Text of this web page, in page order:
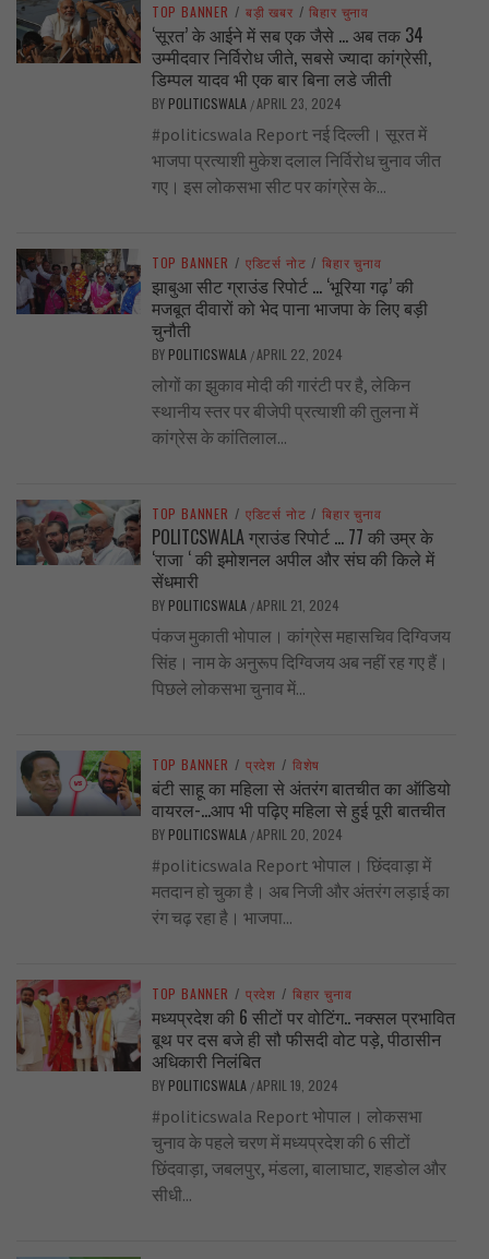
TOP BANNER / बड़ी खबर / बिहार चुनाव
‘सूरत’ के आईने में सब एक जैसे … अब तक 34
उम्मीदवार निर्विरोध जीते, सबसे ज्यादा कांग्रेसी,
डिम्पल यादव भी एक बार बिना लडे जीती
BY POLITICSWALA /APRIL 23, 2024
#politicswala Report नई दिल्ली। सूरत में
भाजपा प्रत्याशी मुकेश दलाल निर्विरोध चुनाव जीत
गए। इस लोकसभा सीट पर कांग्रेस के...
TOP BANNER / एडिटर्स नोट / बिहार चुनाव
झाबुआ सीट ग्राउंड रिपोर्ट … ‘भूरिया गढ़’ की
मजबूत दीवारों को भेद पाना भाजपा के लिए बड़ी
चुनौती
BY POLITICSWALA /APRIL 22, 2024
लोगों का झुकाव मोदी की गारंटी पर है, लेकिन
स्थानीय स्तर पर बीजेपी प्रत्याशी की तुलना में
कांग्रेस के कांतिलाल...
TOP BANNER / एडिटर्स नोट / बिहार चुनाव
POLITCSWALA ग्राउंड रिपोर्ट … 77 की उम्र के
‘राजा ‘ की इमोशनल अपील और संघ की किले में
सेंधमारी
BY POLITICSWALA /APRIL 21, 2024
पंकज मुकाती भोपाल। कांग्रेस महासचिव दिग्विजय
सिंह। नाम के अनुरूप दिग्विजय अब नहीं रह गए हैं।
पिछले लोकसभा चुनाव में...
TOP BANNER / प्रदेश / विशेष
बंटी साहू का महिला से अंतरंग बातचीत का ऑडियो
वायरल-…आप भी पढ़िए महिला से हुई पूरी बातचीत
BY POLITICSWALA /APRIL 20, 2024
#politicswala Report भोपाल। छिंदवाड़ा में
मतदान हो चुका है। अब निजी और अंतरंग लड़ाई का
रंग चढ़ रहा है। भाजपा...
TOP BANNER / प्रदेश / बिहार चुनाव
मध्यप्रदेश की 6 सीटों पर वोटिंग.. नक्सल प्रभावित
बूथ पर दस बजे ही सौ फीसदी वोट पड़े, पीठासीन
अधिकारी निलंबित
BY POLITICSWALA /APRIL 19, 2024
#politicswala Report भोपाल। लोकसभा
चुनाव के पहले चरण में मध्यप्रदेश की 6 सीटों
छिंदवाड़ा, जबलपुर, मंडला, बालाघाट, शहडोल और
सीधी...